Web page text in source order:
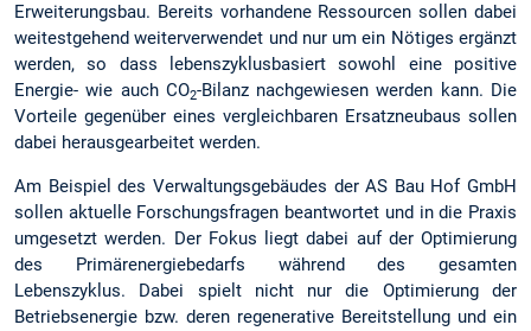
Erweiterungsbau. Bereits vorhandene Ressourcen sollen dabei
weitestgehend weiterverwendet und nur um ein Nötiges ergänzt
werden, so dass lebenszyklusbasiert sowohl eine positive
Energie- wie auch CO2-Bilanz nachgewiesen werden kann. Die
Vorteile gegenüber eines vergleichbaren Ersatzneubaus sollen
dabei herausgearbeitet werden.
Am Beispiel des Verwaltungsgebäudes der AS Bau Hof GmbH
sollen aktuelle Forschungsfragen beantwortet und in die Praxis
umgesetzt werden. Der Fokus liegt dabei auf der Optimierung
des Primärenergiebedarfs während des gesamten
Lebenszyklus. Dabei spielt nicht nur die Optimierung der
Betriebsenergie bzw. deren regenerative Bereitstellung und ein